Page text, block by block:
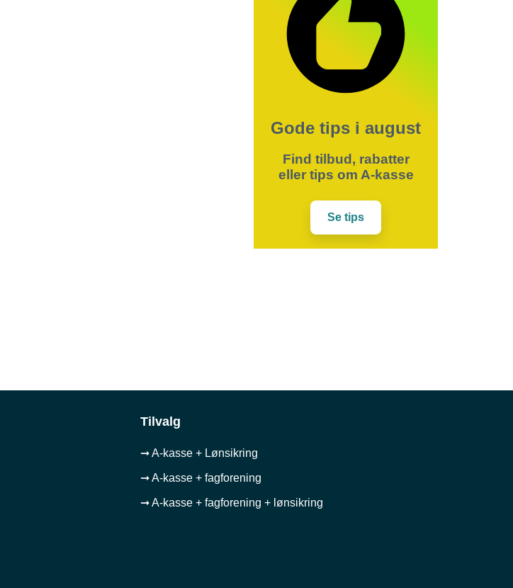
Gode tips i august
Find tilbud, rabatter
eller tips om A-kasse
Se tips
Tilvalg
➞ A-kasse + Lønsikring
➞ A-kasse + fagforening
➞ A-kasse + fagforening + lønsikring